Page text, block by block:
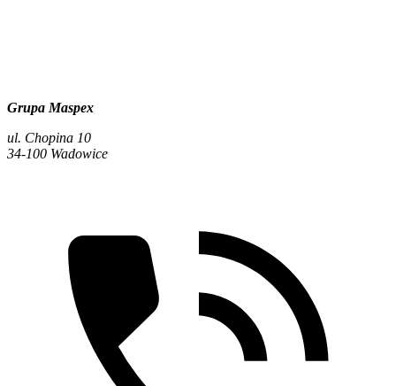
Grupa Maspex
ul. Chopina 10
34-100 Wadowice